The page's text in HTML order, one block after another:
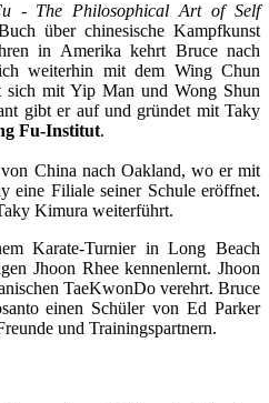
- The Philosophical Art of Self
über chinesische Kampfkunst
in Amerika kehrt Bruce nach
weiterhin mit dem Wing Chun
sich mit Yip Man und Wong Shun
gibt er auf und gründet mit Taky
Fu-Institut.
China nach Oakland, wo er mit
eine Filiale seiner Schule eröffnet.
Kimura weiterführt.
Karate-Turnier in Long Beach
Jhoon Rhee kennenlernt. Jhoon
TaeKwonDo verehrt. Bruce
einen Schüler von Ed Parker
und Trainingspartnern.